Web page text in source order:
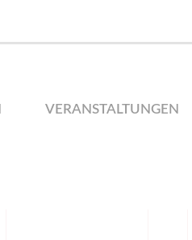
VERANSTALTUNGEN